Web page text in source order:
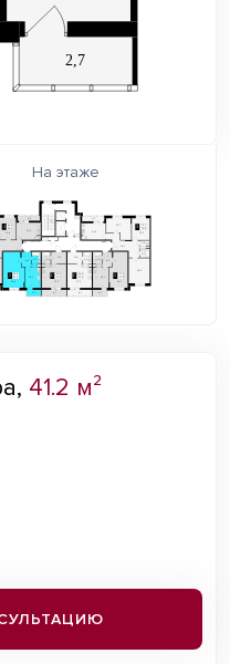
На этаже
41.2 м²